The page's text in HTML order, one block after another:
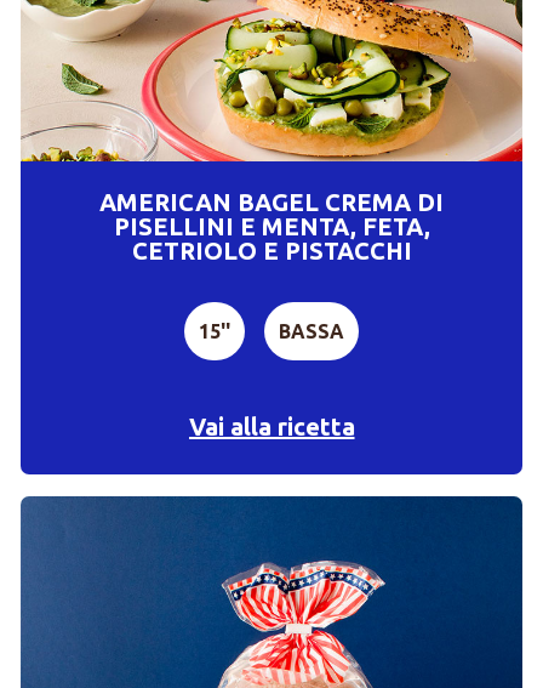
AMERICAN BAGEL CREMA DI
PISELLINI E MENTA, FETA,
CETRIOLO E PISTACCHI
15'' BASSA
Vai alla ricetta